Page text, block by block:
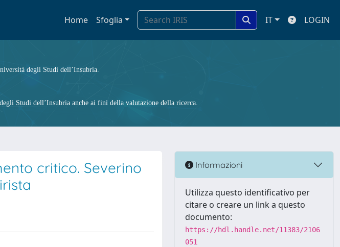
Home Sfoglia IT LOGIN
degli Studi dell’Insubria.
Studi dell’Insubria anche ai fini della valutazione della ricerca.
critico. Severino
Informazioni
Utilizza questo identificativo per
citare o creare un link a questo
documento:
https://hdl.handle.net/11383/2106
051